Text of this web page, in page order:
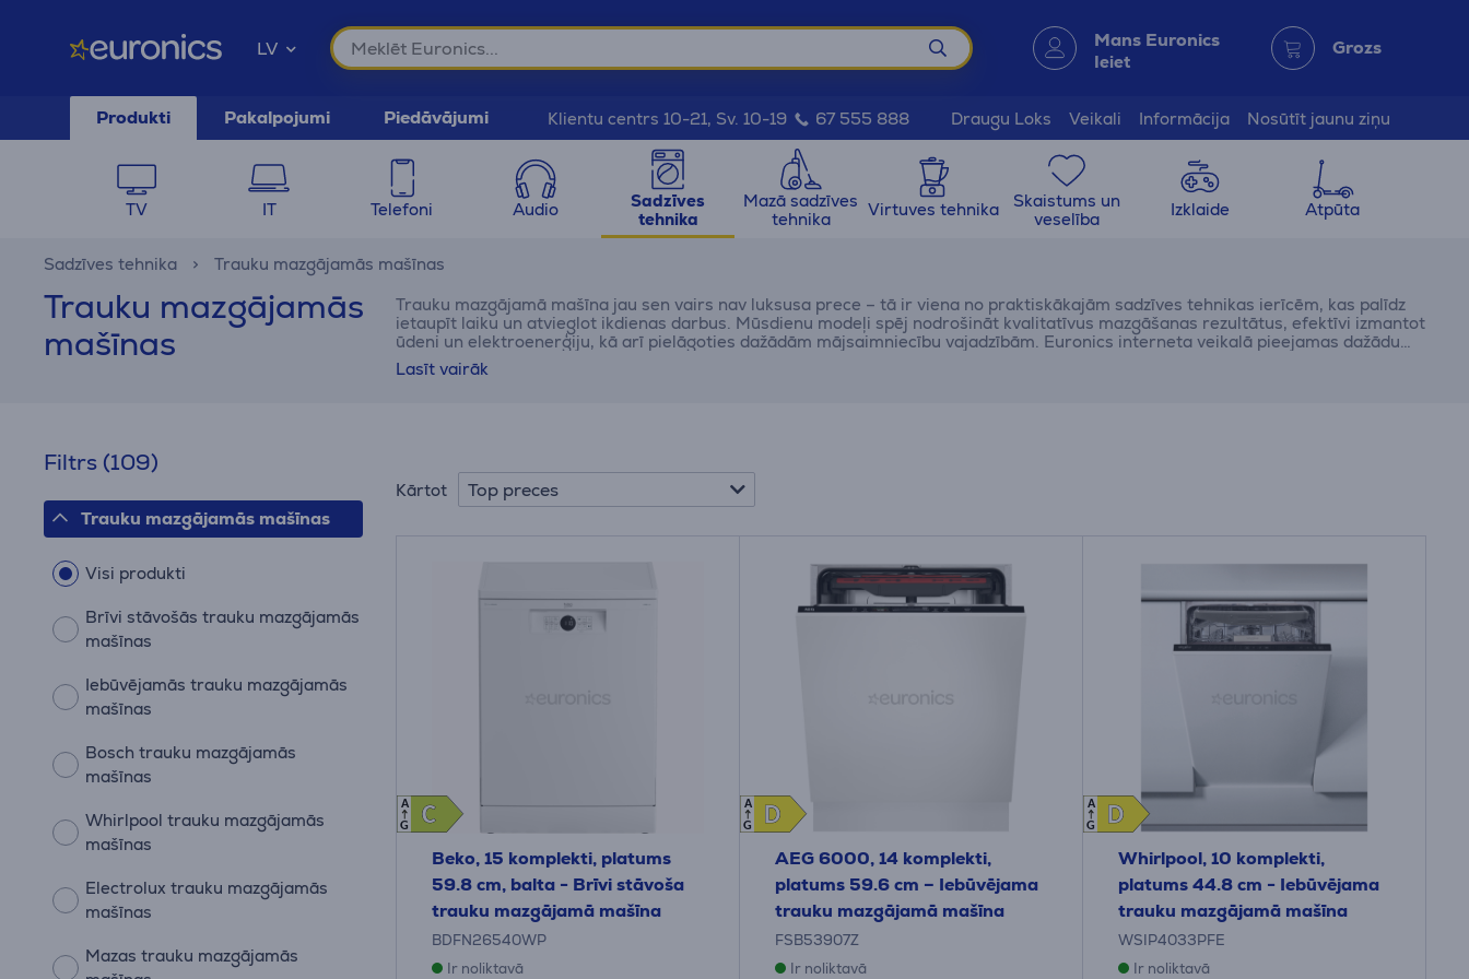
LV Mans Euronics
Ieiet
Grozs
Produkti Pakalpojumi Piedāvājumi Klientu centrs 10-21, Sv. 10-19 67 555 888 Draugu Loks Veikali Informācija Nosūtīt jaunu ziņu
TV IT Telefoni Audio
Sadzīves
tehnika
Mazā sadzīves
tehnika
Virtuves tehnika
Skaistums un
veselība
Izklaide Atpūta
Sadzīves tehnika Trauku mazgājamās mašīnas
Trauku mazgājamās
mašīnas
Trauku mazgājamā mašīna jau sen vairs nav luksusa prece – tā ir viena no praktiskākajām sadzīves tehnikas ierīcēm, kas palīdz
ietaupīt laiku un atvieglot ikdienas darbus. Mūsdienu modeļi spēj nodrošināt kvalitatīvus mazgāšanas rezultātus, efektīvi izmantot
ūdeni un elektroenerģiju, kā arī pielāgoties dažādām mājsaimniecību vajadzībām. Euronics interneta veikalā pieejamas dažādu
izmēru un veidu trauku mazgājamās mašīnas – no kompaktiem galda modeļiem līdz ietilpīgām iebūvējamām un brīvi stāvošām
ierīcēm. Lai atrastu piemērotāko risinājumu, vērts iepazīties ar galvenajiem modeļu veidiem un to priekšrocībām.
Lasīt vairāk
Filtrs (109)
Trauku mazgājamās mašīnas
Visi produkti
Brīvi stāvošās trauku mazgājamās
mašīnas
Iebūvējamās trauku mazgājamās
mašīnas
Bosch trauku mazgājamās
mašīnas
Whirlpool trauku mazgājamās
mašīnas
Electrolux trauku mazgājamās
mašīnas
Mazas trauku mazgājamās
Kārtot Top preces
C
C
A
G
Beko, 15 komplekti, platums
59.8 cm, balta - Brīvi stāvoša
trauku mazgājamā mašīna
BDFN26540WP
Ir noliktavā
D
D
A
G
AEG 6000, 14 komplekti,
platums 59.6 cm – Iebūvējama
trauku mazgājamā mašīna
FSB53907Z
Ir noliktavā
D
D
A
G
Whirlpool, 10 komplekti,
platums 44.8 cm - Iebūvējama
trauku mazgājamā mašīna
WSIP4033PFE
Ir noliktavā